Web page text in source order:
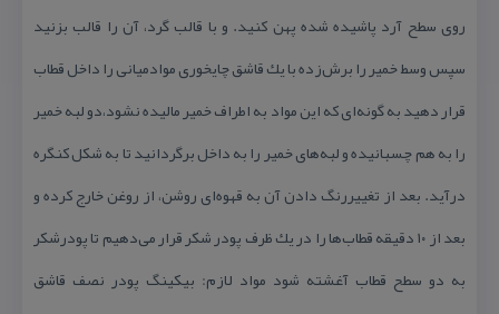
روی سطح آرد پاشیده شده پهن كنید. و با قالب گرد، آن را قالب بزنید
سپس وسط خمیر را برش‌زده با یك قاشق چایخوری موادمیانی را داخل قطاب
قرار دهید به گونه‌ای كه این مواد به اطراف خمیر مالیده نشود،دو لبه خمیر
را به هم چسبانیده و لبه‌های خمیر را به داخل برگردانید تا به شكل كنگره
درآید. بعد از تغییررنگ دادن آن به قهوه‌ای روشن، از روغن خارج كرده و
بعد از ۱۰ دقیقه قطاب‌ها را در یك ظرف پودر شكر قرار می‌دهیم تا پودرشكر
به دو سطح قطاب آغشته شود مواد لازم: بیكینگ پودر نصف قاشق